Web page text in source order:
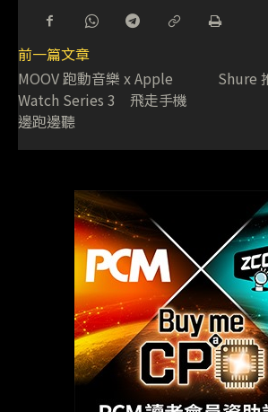
前一篇文章
MOOV 跑動音樂 x Apple
Watch Series 3 飛走手機
邊跑邊聽
Shure